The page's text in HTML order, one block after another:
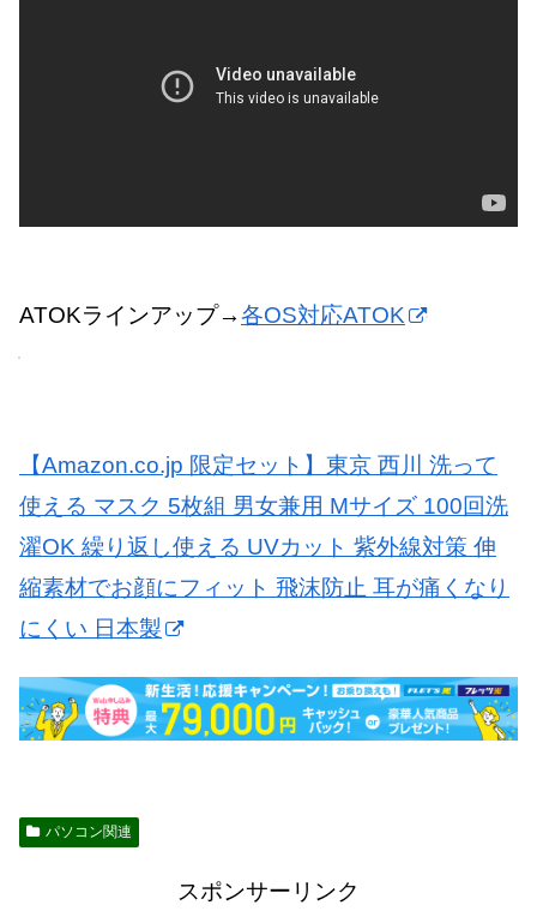
ATOKラインアップ→各OS対応ATOK
【Amazon.co.jp 限定セット】東京 西川 洗って
使える マスク 5枚組 男女兼用 Mサイズ 100回洗
濯OK 繰り返し使える UVカット 紫外線対策 伸
縮素材でお顔にフィット 飛沫防止 耳が痛くなり
にくい 日本製
パソコン関連
スポンサーリンク